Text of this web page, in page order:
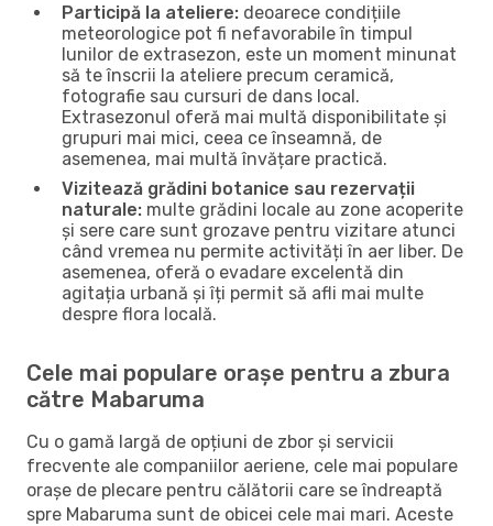
Participă la ateliere: deoarece condițiile
meteorologice pot fi nefavorabile în timpul
lunilor de extrasezon, este un moment minunat
să te înscrii la ateliere precum ceramică,
fotografie sau cursuri de dans local.
Extrasezonul oferă mai multă disponibilitate și
grupuri mai mici, ceea ce înseamnă, de
asemenea, mai multă învățare practică.
Vizitează grădini botanice sau rezervații
naturale: multe grădini locale au zone acoperite
și sere care sunt grozave pentru vizitare atunci
când vremea nu permite activități în aer liber. De
asemenea, oferă o evadare excelentă din
agitația urbană și îți permit să afli mai multe
despre flora locală.
Cele mai populare orașe pentru a zbura
către Mabaruma
Cu o gamă largă de opțiuni de zbor și servicii
frecvente ale companiilor aeriene, cele mai populare
orașe de plecare pentru călătorii care se îndreaptă
spre Mabaruma sunt de obicei cele mai mari. Aceste